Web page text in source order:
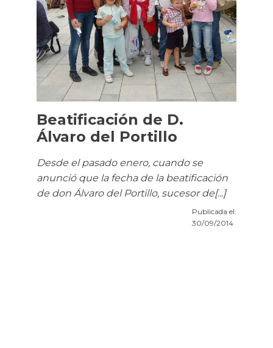
Beatificación de D.
Álvaro del Portillo
Desde el pasado enero, cuando se
anunció que la fecha de la beatificación
de don Álvaro del Portillo, sucesor de[...]
Publicada el:
30/09/2014